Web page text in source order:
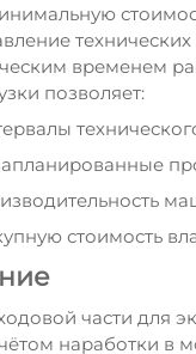
технических
временем
позволяет:
стоимость
части для
наработки в